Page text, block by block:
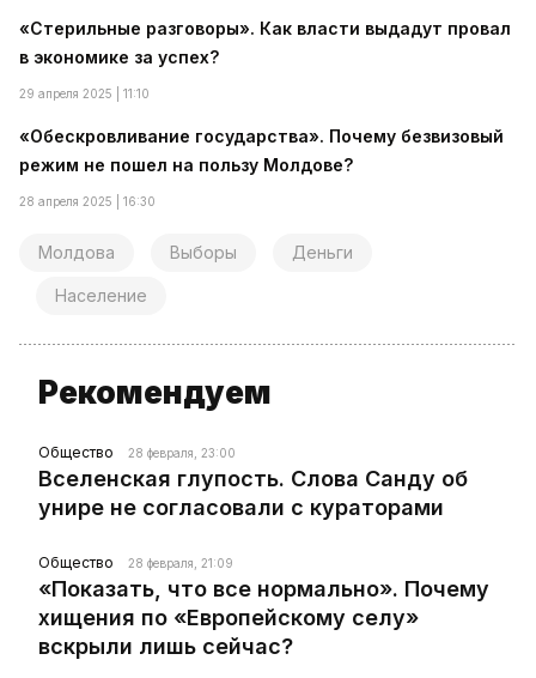
«Стерильные разговоры». Как власти выдадут провал
в экономике за успех?
29 апреля 2025 | 11:10
«Обескровливание государства». Почему безвизовый
режим не пошел на пользу Молдове?
28 апреля 2025 | 16:30
Молдова Выборы Деньги
Население
Рекомендуем
Общество 28 февраля, 23:00
Вселенская глупость. Слова Санду об
унире не согласовали с кураторами
Общество 28 февраля, 21:09
«Показать, что все нормально». Почему
хищения по «Европейскому селу»
вскрыли лишь сейчас?